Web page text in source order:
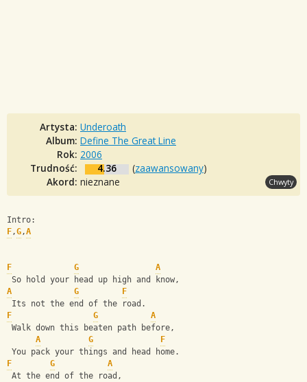
Artysta: Underoath
Album: Define The Great Line
Rok: 2006
Trudność:
4.36 (zaawansowany)
Akord: nieznane Chwyty
Intro:
F,G,A
F G
A
So hold your head up high and know,
A
G
F
Its not the end of the road.
F
G
A
Walk down this beaten path before,
A
G
F
You pack your things and head home.
F
G
A
At the end of the road,